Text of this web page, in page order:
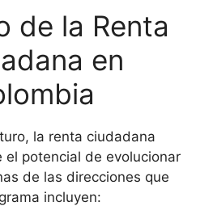
de la Renta
en
la renta ciudadana
el potencial de evolucionar
de las direcciones que
incluyen: